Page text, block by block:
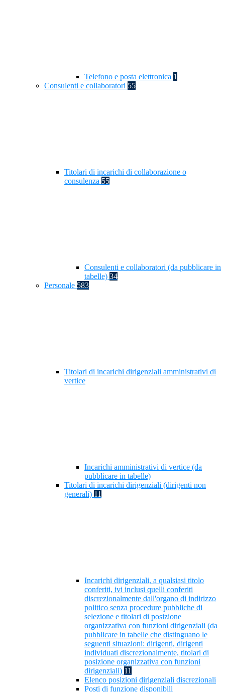
Telefono e posta elettronica 1
Consulenti e collaboratori 55
Titolari di incarichi di collaborazione o
consulenza 55
Consulenti e collaboratori (da pubblicare in
tabelle) 34
Personale 583
Titolari di incarichi dirigenziali amministrativi di
vertice
Incarichi amministrativi di vertice (da
pubblicare in tabelle)
Titolari di incarichi dirigenziali (dirigenti non
generali) 11
Incarichi dirigenziali, a qualsiasi titolo
conferiti, ivi inclusi quelli conferiti
discrezionalmente dall'organo di indirizzo
politico senza procedure pubbliche di
selezione e titolari di posizione
organizzativa con funzioni dirigenziali (da
pubblicare in tabelle che distinguano le
seguenti situazioni: dirigenti, dirigenti
individuati discrezionalmente, titolari di
posizione organizzativa con funzioni
dirigenziali) 11
Elenco posizioni dirigenziali discrezionali
Posti di funzione disponibili